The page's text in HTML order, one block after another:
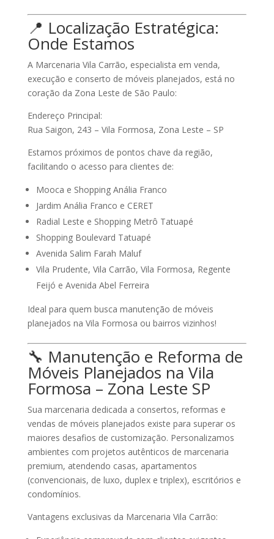
📍 Localização Estratégica:
Onde Estamos
A Marcenaria Vila Carrão, especialista em venda,
execução e conserto de móveis planejados, está no
coração da Zona Leste de São Paulo:
Endereço Principal:
Rua Saigon, 243 – Vila Formosa, Zona Leste – SP
Estamos próximos de pontos chave da região,
facilitando o acesso para clientes de:
Mooca e Shopping Anália Franco
Jardim Anália Franco e CERET
Radial Leste e Shopping Metrô Tatuapé
Shopping Boulevard Tatuapé
Avenida Salim Farah Maluf
Vila Prudente, Vila Carrão, Vila Formosa, Regente
Feijó e Avenida Abel Ferreira
Ideal para quem busca manutenção de móveis
planejados na Vila Formosa ou bairros vizinhos!
🔧 Manutenção e Reforma de
Móveis Planejados na Vila
Formosa – Zona Leste SP
Sua marcenaria dedicada a consertos, reformas e
vendas de móveis planejados existe para superar os
maiores desafios de customização. Personalizamos
ambientes com projetos autênticos de marcenaria
premium, atendendo casas, apartamentos
(convencionais, de luxo, duplex e triplex), escritórios e
condomínios.
Vantagens exclusivas da Marcenaria Vila Carrão: